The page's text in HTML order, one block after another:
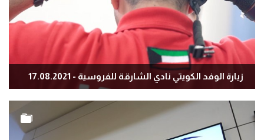
زيارة الوفد الكويتي نادي الشارقة للفروسية - 17.08.2021